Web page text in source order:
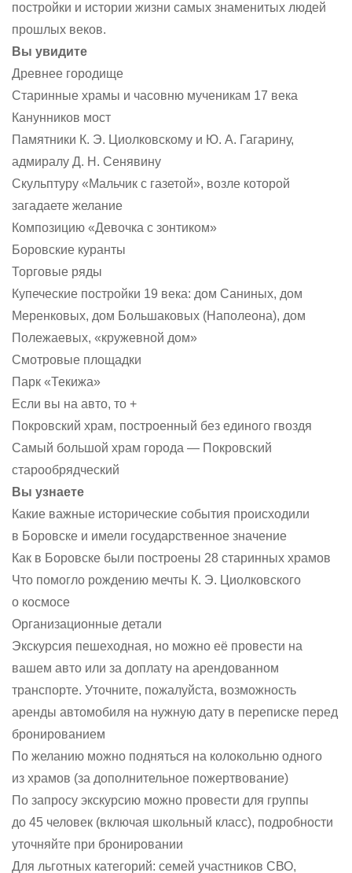
постройки и истории жизни самых знаменитых людей
прошлых веков.
Вы увидите
Древнее городище
Старинные храмы и часовню мученикам 17 века
Канунников мост
Памятники К. Э. Циолковскому и Ю. А. Гагарину,
адмиралу Д. Н. Сенявину
Скульптуру «Мальчик с газетой», возле которой
загадаете желание
Композицию «Девочка с зонтиком»
Боровские куранты
Торговые ряды
Купеческие постройки 19 века: дом Саниных, дом
Меренковых, дом Большаковых (Наполеона), дом
Полежаевых, «кружевной дом»
Смотровые площадки
Парк «Текижа»
Если вы на авто, то +
Покровский храм, построенный без единого гвоздя
Самый большой храм города — Покровский
старообрядческий
Вы узнаете
Какие важные исторические события происходили
в Боровске и имели государственное значение
Как в Боровске были построены 28 старинных храмов
Что помогло рождению мечты К. Э. Циолковского
о космосе
Организационные детали
Экскурсия пешеходная, но можно её провести на
вашем авто или за доплату на арендованном
транспорте. Уточните, пожалуйста, возможность
аренды автомобиля на нужную дату в переписке перед
бронированием
По желанию можно подняться на колокольню одного
из храмов (за дополнительное пожертвование)
По запросу экскурсию можно провести для группы
до 45 человек (включая школьный класс), подробности
уточняйте при бронировании
Для льготных категорий: семей участников СВО,